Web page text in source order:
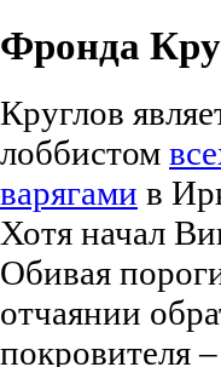
Фронда
Круглов
лоббистом
варягами в
Хотя начал
Обивая
отчаянии
покровителя